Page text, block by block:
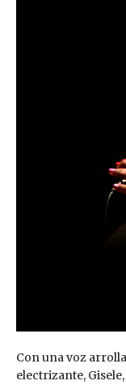
Con una voz
electrizante,